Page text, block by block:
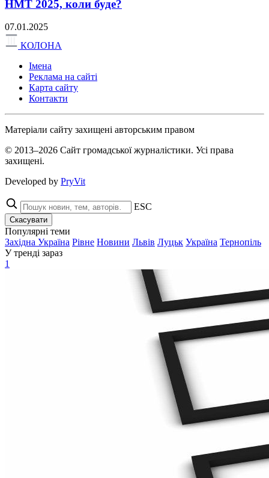
НМТ 2025, коли буде?
07.01.2025
КОЛОНА
Імена
Реклама на сайті
Карта сайту
Контакти
Матеріали сайту захищені авторським правом
© 2013–2026 Сайт громадської журналістики. Усі права
захищені.
Developed by PryVit
ESC
Скасувати
Популярні теми
Західна Україна Рівне Новини Львів Луцьк Україна Тернопіль
У тренді зараз
1